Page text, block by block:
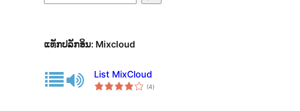
ແທັກປລັກອິນ: Mixcloud
List MixCloud
(4ຄະແນນ
ທັງໝົດ
)